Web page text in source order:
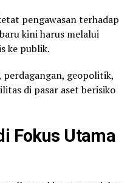
pengawasan terhadap
kini harus melalui
ke publik.
perdagangan, geopolitik,
di pasar aset berisiko
Fokus Utama